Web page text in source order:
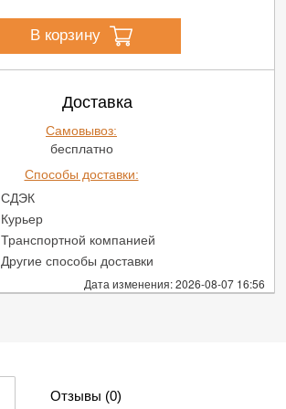
Дата изменения: 2026-08-07 16:56
В корзину
Доставка
Самовывоз:
бесплатно
Способы доставки:
СДЭК
Курьер
Транспортной компанией
Другие способы доставки
Отзывы (0)